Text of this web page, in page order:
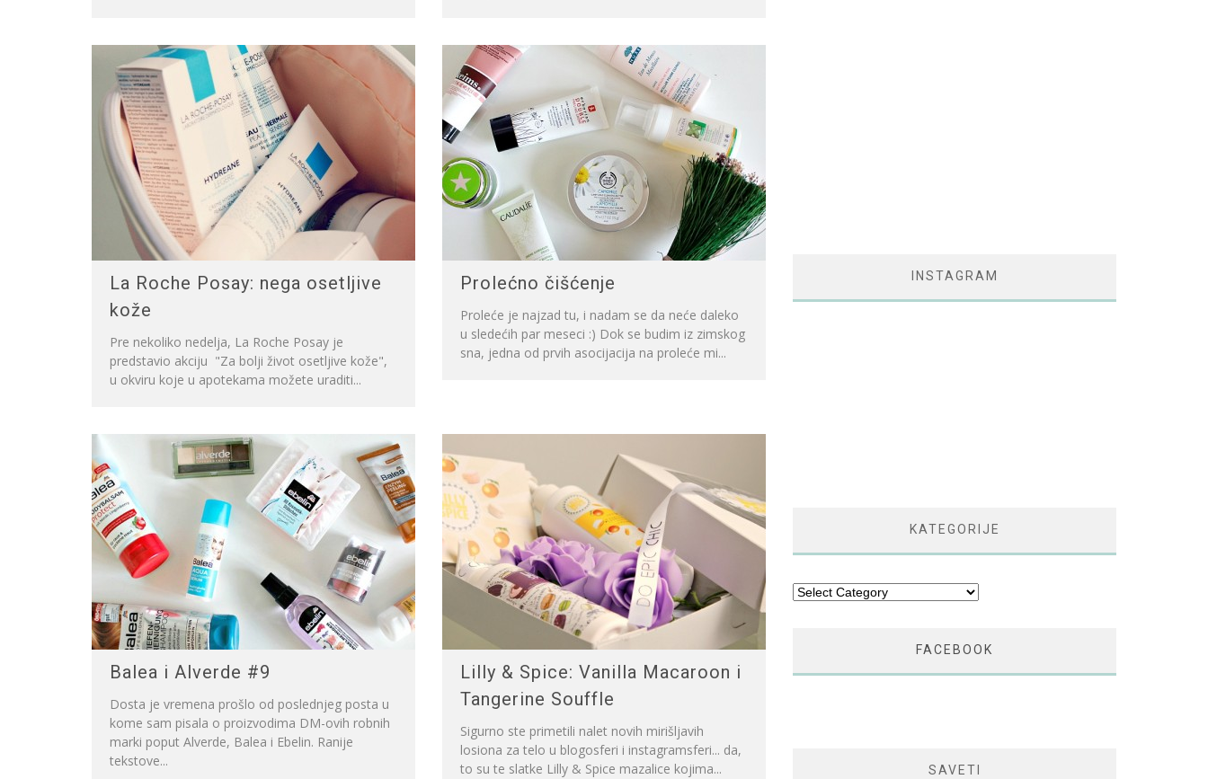
La Roche Posay: nega osetljive
kože
Pre nekoliko nedelja, La Roche Posay je
predstavio akciju "Za bolji život osetljive kože",
u okviru koje u apotekama možete uraditi...
Prolećno čišćenje
Proleće je najzad tu, i nadam se da neće daleko
u sledećih par meseci :) Dok se budim iz zimskog
sna, jedna od prvih asocijacija na proleće mi...
Balea i Alverde #9
Dosta je vremena prošlo od poslednjeg posta u
kome sam pisala o proizvodima DM-ovih robnih
marki poput Alverde, Balea i Ebelin. Ranije
tekstove...
Lilly & Spice: Vanilla Macaroon i
Tangerine Souffle
Sigurno ste primetili nalet novih mirišljavih
losiona za telo u blogosferi i instagramsferi... da,
to su te slatke Lilly & Spice mazalice kojima...
INSTAGRAM
KATEGORIJE
Kategorije
FACEBOOK
SAVETI